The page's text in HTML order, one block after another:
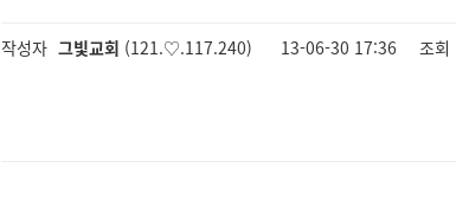
작성자 그빛교회 (121.♡.117.240) 13-06-30 17:36 조회